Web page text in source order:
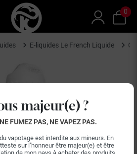
majeur(e) ?
FUMEZ PAS, NE VAPEZ PAS.
vapotage est interdite aux mineurs. En
sur l’honneur être majeur(e) et être
0
E-liquides Le French Liquide